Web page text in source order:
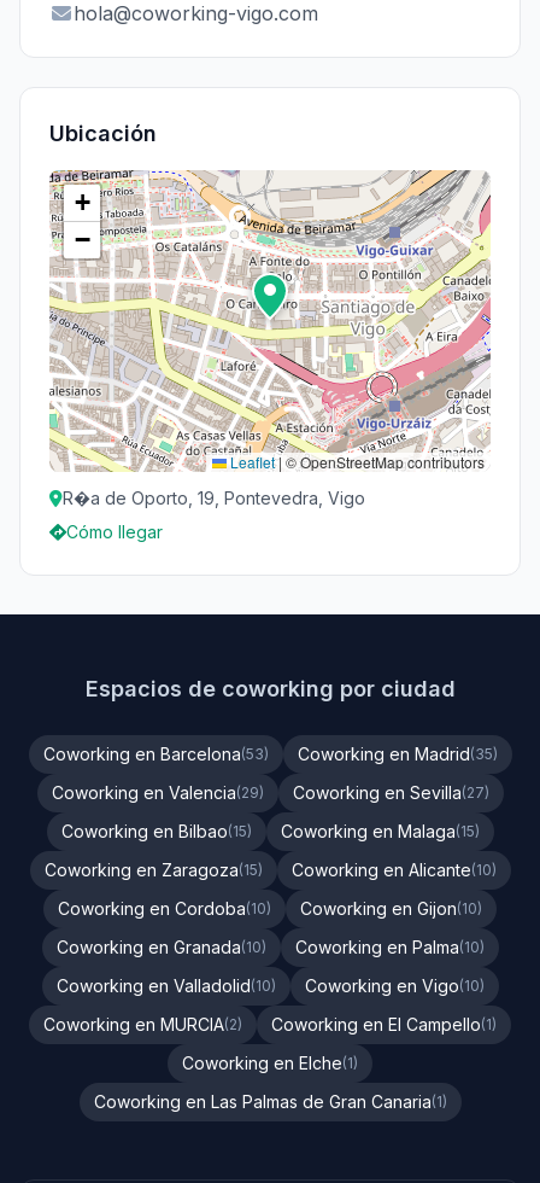
hola@coworking-vigo.com
Ubicación
+
−
Leaflet|© OpenStreetMap contributors
R�a de Oporto, 19, Pontevedra, Vigo
Cómo llegar
Espacios de coworking por ciudad
Coworking en Barcelona(53) Coworking en Madrid(35)
Coworking en Valencia(29) Coworking en Sevilla(27)
Coworking en Bilbao(15) Coworking en Malaga(15)
Coworking en Zaragoza(15) Coworking en Alicante(10)
Coworking en Cordoba(10) Coworking en Gijon(10)
Coworking en Granada(10) Coworking en Palma(10)
Coworking en Valladolid(10) Coworking en Vigo(10)
Coworking en MURCIA(2) Coworking en El Campello(1)
Coworking en Elche(1)
Coworking en Las Palmas de Gran Canaria(1)